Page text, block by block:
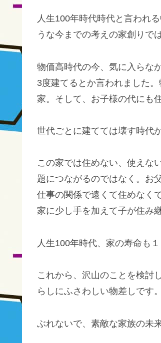
人生100年時代時代と言われ
うな今までの考えの家創りで
物価高時代の今、気に入らな
3度建てるとか言われました
家。そして、お子様の代にも
世代ごとに建てては壊す時代
この家では住めない、使えな
題につながるのではなく。お
仕事の関係で遠くて住めなく
家に少し手を加えて子が住み
人生100年時代、家の寿命も
これから、沢山のことを検討
らしにふさわしい物差しです。
ぶれないで、素敵な家族の未